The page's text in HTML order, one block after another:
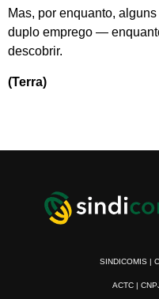
Mas, por enquanto,
duplo emprego —
descobrir.
(Terra)
SINDICOMIS |
ACTC |